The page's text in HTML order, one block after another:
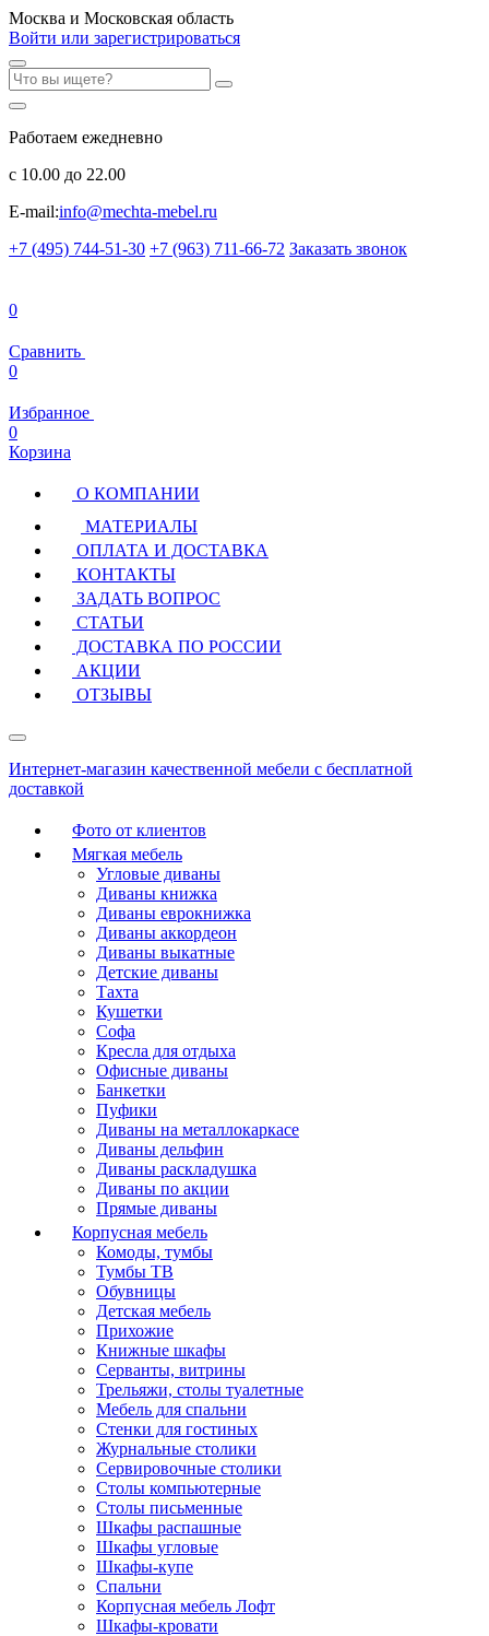
Москва и Московская область
Войти или зарегистрироваться
Работаем ежедневно
с 10.00 до 22.00
E-mail:info@mechta-mebel.ru
+7 (495) 744-51-30 +7 (963) 711-66-72 Заказать звонок
0
Сравнить
0
Избранное
0
Корзина
О КОМПАНИИ
МАТЕРИАЛЫ
ОПЛАТА И ДОСТАВКА
КОНТАКТЫ
ЗАДАТЬ ВОПРОС
СТАТЬИ
ДОСТАВКА ПО РОССИИ
АКЦИИ
ОТЗЫВЫ
Интернет-магазин качественной мебели с бесплатной
доставкой
Фото от клиентов
Мягкая мебель
Угловые диваны
Диваны книжка
Диваны еврокнижка
Диваны аккордеон
Диваны выкатные
Детские диваны
Тахта
Кушетки
Софа
Кресла для отдыха
Офисные диваны
Банкетки
Пуфики
Диваны на металлокаркасе
Диваны дельфин
Диваны раскладушка
Диваны по акции
Прямые диваны
Корпусная мебель
Комоды, тумбы
Тумбы ТВ
Обувницы
Детская мебель
Прихожие
Книжные шкафы
Серванты, витрины
Трельяжи, столы туалетные
Мебель для спальни
Стенки для гостиных
Журнальные столики
Сервировочные столики
Столы компьютерные
Столы письменные
Шкафы распашные
Шкафы угловые
Шкафы-купе
Спальни
Корпусная мебель Лофт
Шкафы-кровати